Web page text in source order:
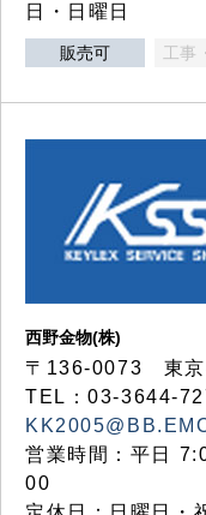
日・日曜日
販売可 工事
西野金物(株)
〒136-0073 東京
TEL：
営業時間：平日
00